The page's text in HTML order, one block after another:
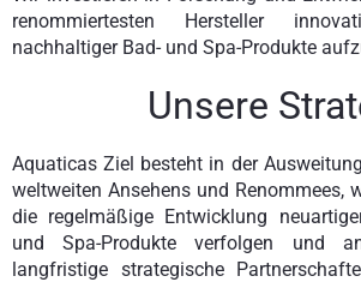
renommiertesten Hersteller
nachhaltiger Bad- und Spa-Produkte
Unsere
Aquaticas Ziel besteht in der
weltweiten Ansehens und Renommees,
die regelmäßige Entwicklung
und Spa-Produkte verfolgen und
langfristige strategische